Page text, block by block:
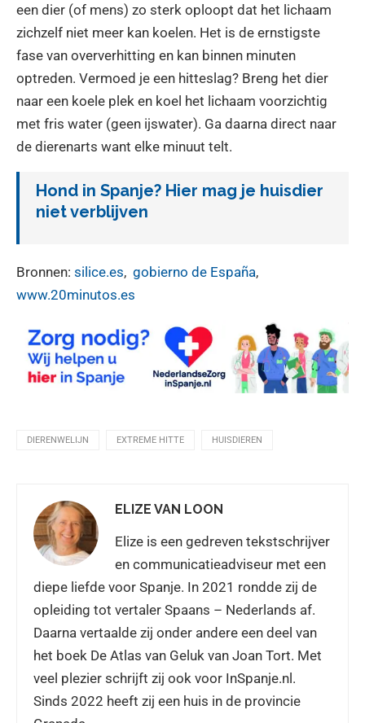
een dier (of mens) zo sterk oploopt dat het lichaam
zichzelf niet meer kan koelen. Het is de ernstigste
fase van oververhitting en kan binnen minuten
optreden. Vermoed je een hitteslag? Breng het dier
naar een koele plek en koel het lichaam voorzichtig
met fris water (geen ijswater). Ga daarna direct naar
de dierenarts want elke minuut telt.
Hond in Spanje? Hier mag je huisdier
niet verblijven
Bronnen: silice.es, gobierno de España,
www.20minutos.es
DIERENWELIJN EXTREME HITTE HUISDIEREN
ELIZE VAN LOON
Elize is een gedreven tekstschrijver
en communicatieadviseur met een
diepe liefde voor Spanje. In 2021 rondde zij de
opleiding tot vertaler Spaans – Nederlands af.
Daarna vertaalde zij onder andere een deel van
het boek De Atlas van Geluk van Joan Tort. Met
veel plezier schrijft zij ook voor InSpanje.nl.
Sinds 2022 heeft zij een huis in de provincie